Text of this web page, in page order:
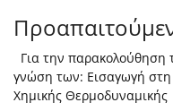
Για την παρακολούθηση
γνώση των: Εισαγωγή στη
Χημικής Θερμοδυναμικής